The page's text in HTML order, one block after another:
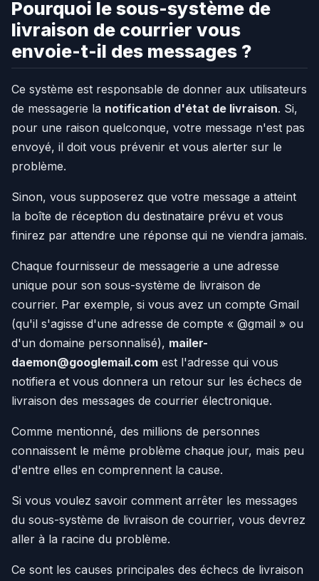
Pourquoi le sous-système de
livraison de courrier vous
envoie-t-il des messages ?
Ce système est responsable de donner aux utilisateurs
de messagerie la notification d'état de livraison. Si,
pour une raison quelconque, votre message n'est pas
envoyé, il doit vous prévenir et vous alerter sur le
problème.
Sinon, vous supposerez que votre message a atteint
la boîte de réception du destinataire prévu et vous
finirez par attendre une réponse qui ne viendra jamais.
Chaque fournisseur de messagerie a une adresse
unique pour son sous-système de livraison de
courrier. Par exemple, si vous avez un compte Gmail
(qu'il s'agisse d'une adresse de compte « @gmail » ou
d'un domaine personnalisé), mailer-
daemon@googlemail.com est l'adresse qui vous
notifiera et vous donnera un retour sur les échecs de
livraison des messages de courrier électronique.
Comme mentionné, des millions de personnes
connaissent le même problème chaque jour, mais peu
d'entre elles en comprennent la cause.
Si vous voulez savoir comment arrêter les messages
du sous-système de livraison de courrier, vous devrez
aller à la racine du problème.
Ce sont les causes principales des échecs de livraison